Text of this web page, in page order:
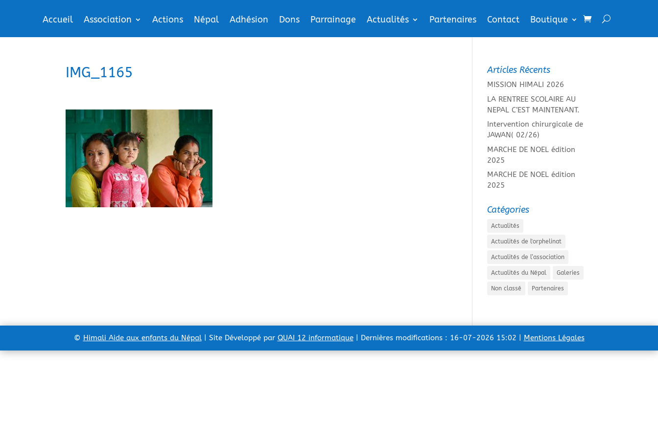
Accueil Association Actions Népal Adhésion Dons Parrainage Actualités Partenaires Contact Boutique
IMG_1165 Articles Récents
MISSION HIMALI 2026
LA RENTREE SCOLAIRE AU
NEPAL C’EST MAINTENANT.
Intervention chirurgicale de
JAWAN( 02/26)
MARCHE DE NOEL édition
2025
MARCHE DE NOEL édition
2025
Catégories
Actualités
Actualités de l'orphelinat
Actualités de l’association
Actualités du Népal Galeries
Non classé Partenaires
© Himali Aide aux enfants du Népal | Site Développé par QUAI 12 informatique | Dernières modifications : 16-07-2026 15:02 | Mentions Légales